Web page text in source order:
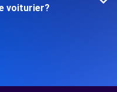
voiturier?